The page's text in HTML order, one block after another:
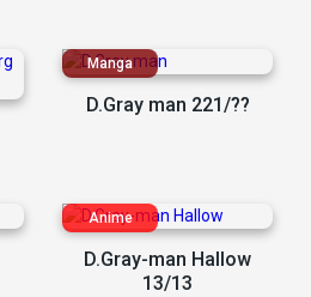
D.Gray man 221/??
D.Gray-man Hallow
13/13